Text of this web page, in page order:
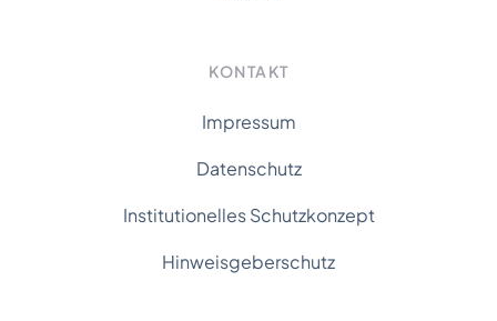
KONTAKT
Impressum
Datenschutz
Institutionelles Schutzkonzept
Hinweisgeberschutz